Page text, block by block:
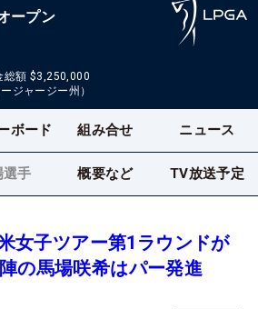
ープン
総額 $3,250,000
ジャージー州）
ボード 組み合せ ニュース
選手 概要など TV放送予定
女子ツアー第1ラウンドが
の馬場咲希はパー発進